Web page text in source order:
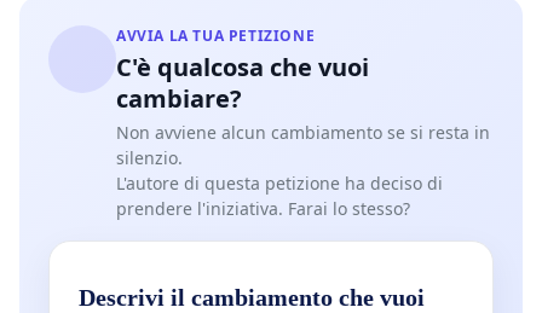
prevenendo sofferenze inutili e riducendo il rischio
Chiediamo il tuo sostegno per fare in modo che
questa legge venga approvata e attuata al più
presto. Sottoscrivendo questa petizione,
rispettosa del benessere degli animali. Insieme
AVVIA LA TUA PETIZIONE
C'è qualcosa che vuoi
cambiare?
Non avviene alcun cambiamento se si resta in
silenzio.
L'autore di questa petizione ha deciso di
prendere l'iniziativa. Farai lo stesso?
Descrivi il cambiamento che vuoi